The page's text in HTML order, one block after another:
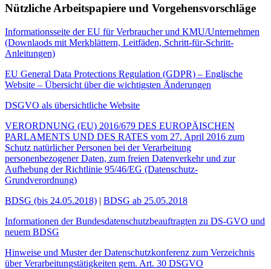
Nützliche Arbeitspapiere und Vorgehensvorschläge
Informationsseite der EU für Verbraucher und KMU/Unternehmen
(Downlaods mit Merkblättern, Leitfäden, Schritt-für-Schritt-
Anleitungen)
EU General Data Protections Regulation (GDPR) – Englische
Website – Übersicht über die wichtigsten Änderungen
DSGVO als übersichtliche Website
VERORDNUNG (EU) 2016/679 DES EUROPÄISCHEN
PARLAMENTS UND DES RATES vom 27. April 2016 zum
Schutz natürlicher Personen bei der Verarbeitung
personenbezogener Daten, zum freien Datenverkehr und zur
Aufhebung der Richtlinie 95/46/EG (Datenschutz-
Grundverordnung)
BDSG (bis 24.05.2018) | BDSG ab 25.05.2018
Informationen der Bundesdatenschutzbeauftragten zu DS-GVO und
neuem BDSG
Hinweise und Muster der Datenschutzkonferenz zum Verzeichnis
über Verarbeitungstätigkeiten gem. Art. 30 DSGVO